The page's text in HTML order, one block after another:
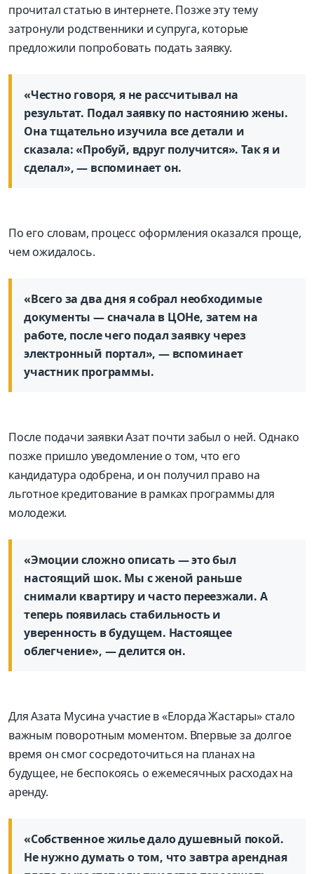
прочитал статью в интернете. Позже эту тему
затронули родственники и супруга, которые
предложили попробовать подать заявку.
«Честно говоря, я не рассчитывал на
результат. Подал заявку по настоянию жены.
Она тщательно изучила все детали и
сказала: «Пробуй, вдруг получится». Так я и
сделал», — вспоминает он.
По его словам, процесс оформления оказался проще,
чем ожидалось.
«Всего за два дня я собрал необходимые
документы — сначала в ЦОНе, затем на
работе, после чего подал заявку через
электронный портал», — вспоминает
участник программы.
После подачи заявки Азат почти забыл о ней. Однако
позже пришло уведомление о том, что его
кандидатура одобрена, и он получил право на
льготное кредитование в рамках программы для
молодежи.
«Эмоции сложно описать — это был
настоящий шок. Мы с женой раньше
снимали квартиру и часто переезжали. А
теперь появилась стабильность и
уверенность в будущем. Настоящее
облегчение», — делится он.
Для Азата Мусина участие в «Елорда Жастары» стало
важным поворотным моментом. Впервые за долгое
время он смог сосредоточиться на планах на
будущее, не беспокоясь о ежемесячных расходах на
аренду.
«Собственное жилье дало душевный покой.
Не нужно думать о том, что завтра арендная